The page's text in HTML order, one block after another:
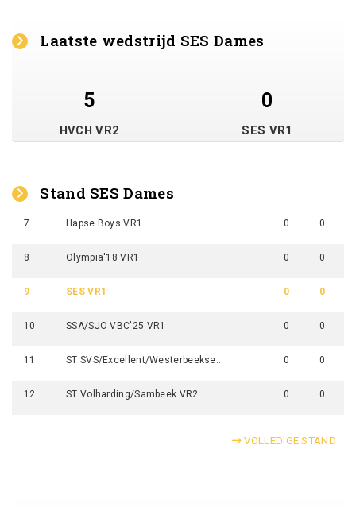
Laatste wedstrijd SES Dames
5 0
HVCH VR2 SES VR1
Stand SES Dames
7 Hapse Boys VR1 0 0
8 Olympia'18 VR1 0 0
9 SES VR1 0 0
10 SSA/SJO VBC'25 VR1 0 0
11 ST SVS/Excellent/Westerbeekse Boys VR1 0 0
12 ST Volharding/Sambeek VR2 0 0
VOLLEDIGE STAND